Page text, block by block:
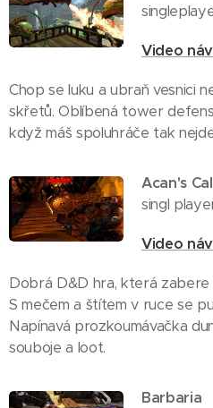
Video
Chop se luku a ubraň vesnici
skřetů. Oblíbená tower
když máš spoluhráče tak
Acan's
singl
Video
Dobrá D&D hra, která zabere
S mečem a štítem v ruce se
Napínavá prozkoumávačka
souboje a loot.
Barbaria